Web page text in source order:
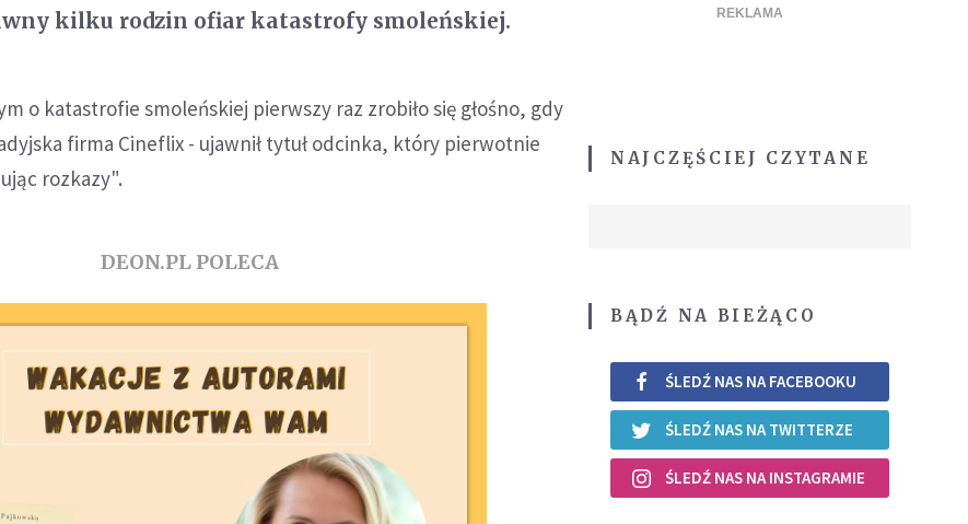
kilku rodzin ofiar katastrofy smoleńskiej.
o katastrofie smoleńskiej pierwszy raz zrobiło się głośno, gdy
firma Cineflix - ujawnił tytuł odcinka, który pierwotnie
rozkazy".
DEON.PL POLECA
NAJCZĘŚCIEJ CZYTANE
BĄDŹ NA BIEŻĄCO
ŚLEDŹ NAS NA FACEBOOKU
ŚLEDŹ NAS NA TWITTERZE
ŚLEDŹ NAS NA INSTAGRAMIE